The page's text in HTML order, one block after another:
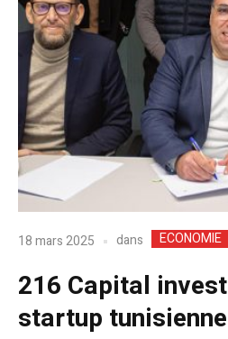
18 mars 2025 dans ECONOMIE
216 Capital
startup